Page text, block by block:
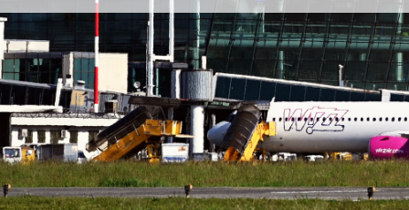
TO FLY
tofly
VOLI
Meteo
Orario generale
Partenze/Arrivi
Mappa destinazioni
Compagnie aeree